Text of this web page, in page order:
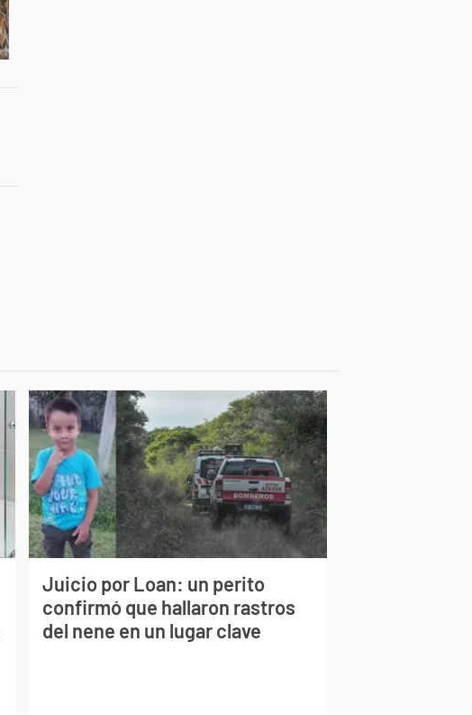
Juicio por Loan: un perito
confirmó que hallaron rastros
del nene en un lugar clave